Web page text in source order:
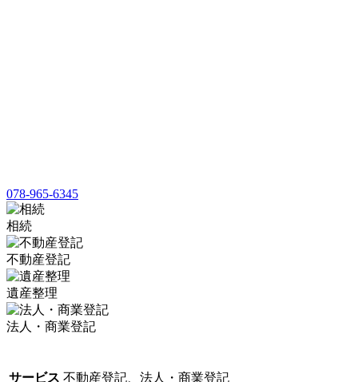
078-965-6345
相続
不動産登記
遺産整理
法人・商業登記
サービス 不動産登記、法人・商業登記